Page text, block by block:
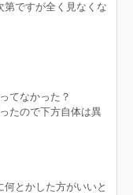
第ですが全く見なくな
てなかった？
たので下方自体は異
とかした方がいいと